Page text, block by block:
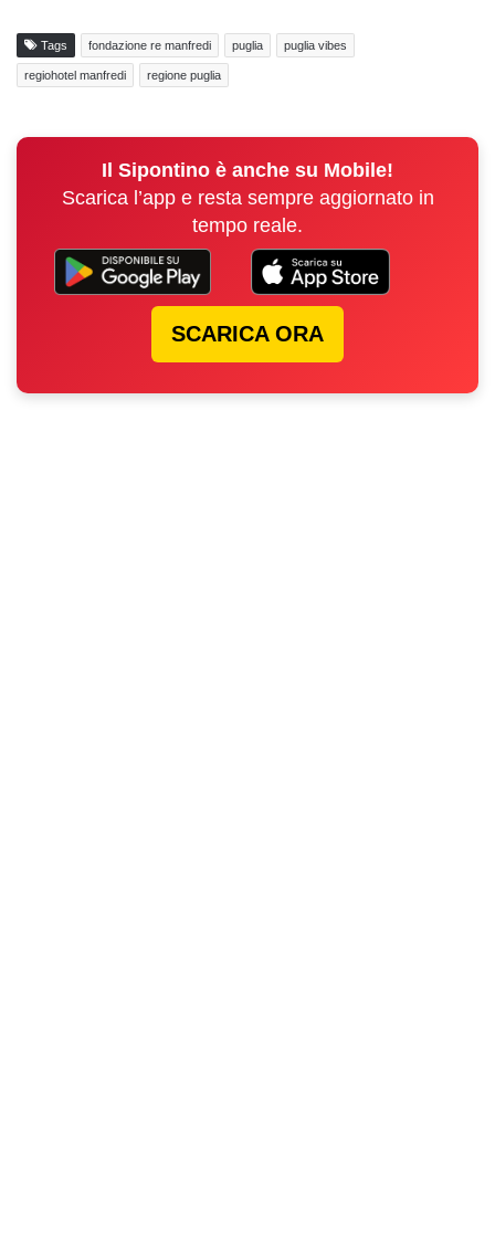
Tags fondazione re manfredi puglia puglia vibes
regiohotel manfredi regione puglia
Il Sipontino è anche su Mobile!
Scarica l’app e resta sempre aggiornato in
tempo reale.
SCARICA ORA